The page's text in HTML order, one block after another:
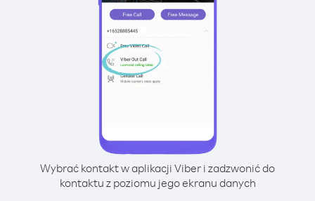
Wybrać kontakt w aplikacji Viber i zadzwonić do
kontaktu z poziomu jego ekranu danych